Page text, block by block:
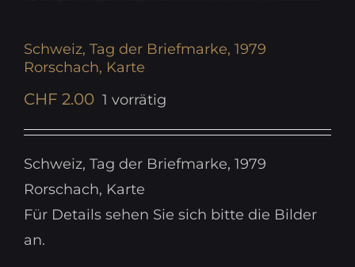
Schweiz, Tag der Briefmarke, 1979
Rorschach, Karte
CHF 2.00 1 vorrätig
Schweiz, Tag der Briefmarke, 1979
Rorschach, Karte
Für Details sehen Sie sich bitte die Bilder
an.